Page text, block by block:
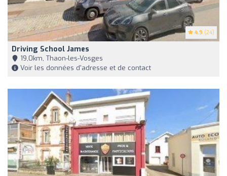
4.9 (24)
Driving School James
19,0km, Thaon-les-Vosges
Voir les données d'adresse et de contact